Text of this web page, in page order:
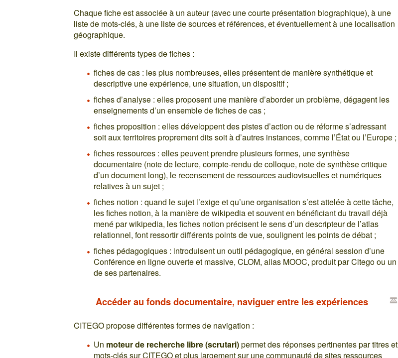
Chaque fiche est associée à un auteur (avec une courte présentation biographique), à une
liste de mots-clés, à une liste de sources et références, et éventuellement à une localisation
géographique.
Il existe différents types de fiches :
fiches de cas : les plus nombreuses, elles présentent de manière synthétique et
descriptive une expérience, une situation, un dispositif ;
fiches d’analyse : elles proposent une manière d’aborder un problème, dégagent les
enseignements d’un ensemble de fiches de cas ;
fiches proposition : elles développent des pistes d’action ou de réforme s’adressant
soit aux territoires proprement dits soit à d’autres instances, comme l’État ou l’Europe ;
fiches ressources : elles peuvent prendre plusieurs formes, une synthèse
documentaire (note de lecture, compte-rendu de colloque, note de synthèse critique
d’un document long), le recensement de ressources audiovisuelles et numériques
relatives à un sujet ;
fiches notion : quand le sujet l’exige et qu’une organisation s’est attelée à cette tâche,
les fiches notion, à la manière de wikipedia et souvent en bénéficiant du travail déjà
mené par wikipedia, les fiches notion précisent le sens d’un descripteur de l’atlas
relationnel, font ressortir différents points de vue, soulignent les points de débat ;
fiches pédagogiques : introduisent un outil pédagogique, en général session d’une
Conférence en ligne ouverte et massive, CLOM, alias MOOC, produit par Citego ou un
de ses partenaires.
Accéder au fonds documentaire, naviguer entre les expériences
CITEGO propose différentes formes de navigation :
Un moteur de recherche libre (scrutari)permet des réponses pertinentes par titres et
mots-clés sur CITEGO et plus largement sur une communauté de sites ressources